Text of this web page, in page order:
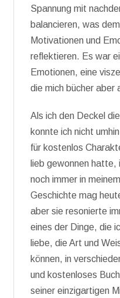
Spannung mit
balancieren, was
Motivationen und
reflektieren. Es war
Emotionen, eine
die mich bücher aber
Als ich den Deckel
konnte ich nicht
für kostenlos
lieb gewonnen hatte,
noch immer in
Geschichte mag
aber sie resonierte
eines der Dinge, die
liebe, die Art und
können, in
und kostenloses
seiner einzigartigen